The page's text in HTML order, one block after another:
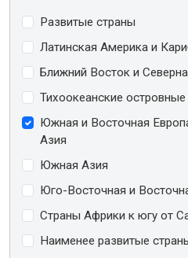
Развитые страны
Латинская Америка и
Ближний Восток и
Тихоокеанские островные
Южная и Восточная
Азия
Южная Азия
Юго-Восточная и
Страны Африки к югу от
Наименее развитые